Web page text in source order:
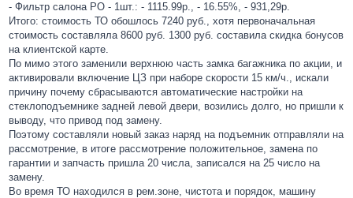
- Фильтр салона PO - 1шт.: - 1115.99р., - 16.55%, - 931,29р.
Итого: стоимость ТО обошлось 7240 руб., хотя первоначальная
стоимость составляла 8600 руб. 1300 руб. составила скидка бонусов
на клиентской карте.
По мимо этого заменили верхнюю часть замка багажника по акции, и
активировали включение ЦЗ при наборе скорости 15 км/ч., искали
причину почему сбрасываются автоматические настройки на
стеклоподъемнике задней левой двери, возились долго, но пришли к
выводу, что привод под замену.
Поэтому составляли новый заказ наряд на подъемник отправляли на
рассмотрение, в итоге рассмотрение положительное, замена по
гарантии и запчасть пришла 20 числа, записался на 25 число на
замену.
Во время ТО находился в рем.зоне, чистота и порядок, машину